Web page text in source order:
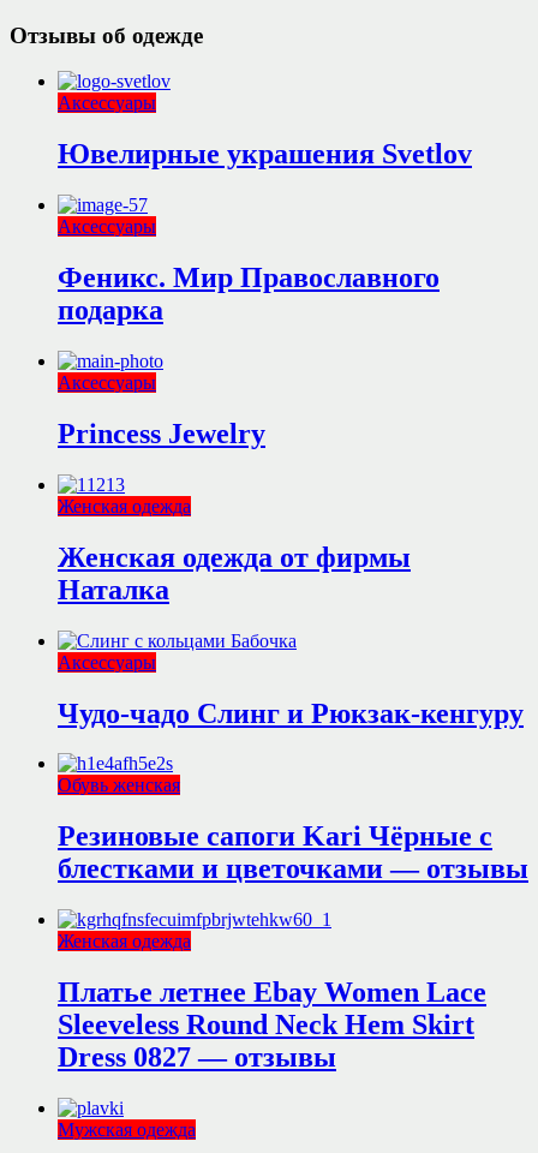
Отзывы об одежде
Аксессуары
Ювелирные украшения Svetlov
Аксессуары
Феникс. Мир Православного
подарка
Аксессуары
Princess Jewelry
Женская одежда
Женская одежда от фирмы
Наталка
Аксессуары
Чудо-чадо Слинг и Рюкзак-кенгуру
Обувь женская
Резиновые сапоги Kari Чёрные с
блестками и цветочками — отзывы
Женская одежда
Платье летнее Ebay Women Lace
Sleeveless Round Neck Hem Skirt
Dress 0827 — отзывы
Мужская одежда